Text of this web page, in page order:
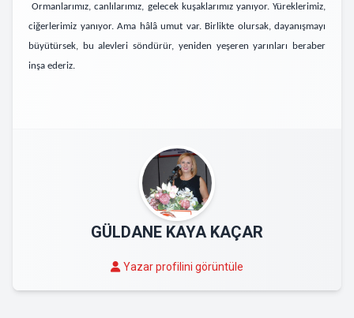
Ormanlarımız, canlılarımız, gelecek kuşaklarımız yanıyor. Yüreklerimiz,
ciğerlerimiz yanıyor. Ama hâlâ umut var. Birlikte olursak, dayanışmayı
büyütürsek, bu alevleri söndürür, yeniden yeşeren yarınları beraber
inşa ederiz.
GÜLDANE KAYA KAÇAR
Yazar profilini görüntüle